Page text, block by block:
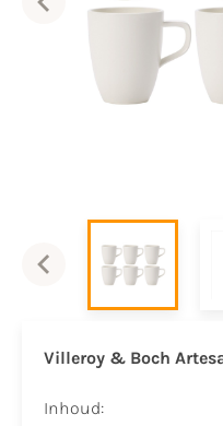
Villeroy & Boch
Inhoud: